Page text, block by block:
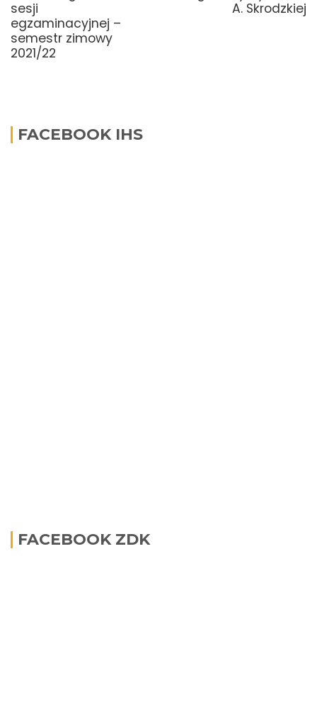
sesji
egzaminacyjnej –
semestr zimowy
2021/22
A. Skrodzkiej
FACEBOOK IHS
FACEBOOK ZDK